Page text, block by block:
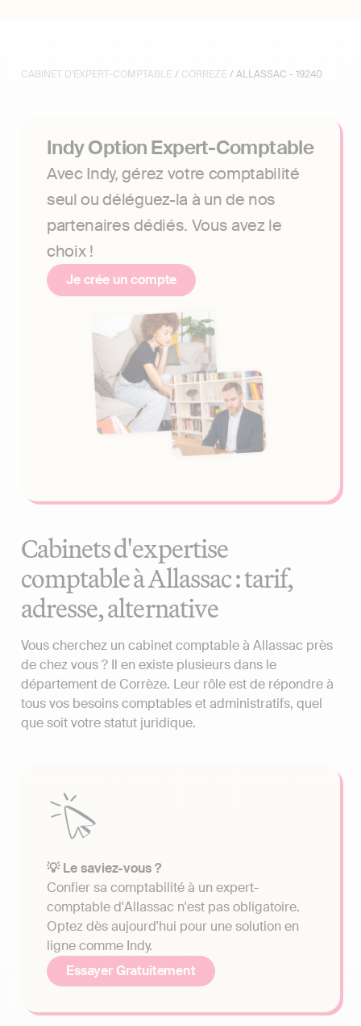
CABINET D'EXPERT-COMPTABLE / CORREZE / ALLASSAC - 19240
Indy Option Expert-Comptable
Avec Indy, gérez votre comptabilité
seul ou déléguez-la à un de nos
partenaires dédiés. Vous avez le
choix !
Je crée un compte
Cabinets d'expertise
comptable à Allassac : tarif,
adresse, alternative
Vous cherchez un cabinet comptable à Allassac près
de chez vous ? Il en existe plusieurs dans le
département de Corrèze. Leur rôle est de répondre à
tous vos besoins comptables et administratifs, quel
que soit votre statut juridique.
💡 Le saviez-vous ?
Confier sa comptabilité à un expert-
comptable d'Allassac n'est pas obligatoire.
Optez dès aujourd'hui pour une solution en
ligne comme Indy.
Essayer Gratuitement